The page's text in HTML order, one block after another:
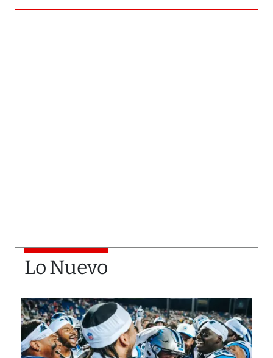
Lo Nuevo